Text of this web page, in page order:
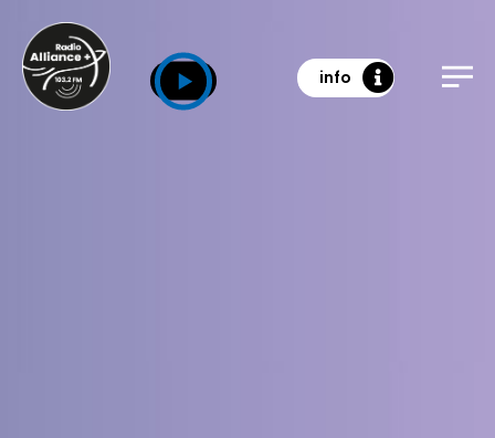
info